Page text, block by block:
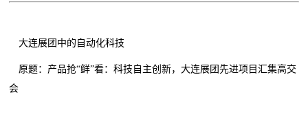
大连展团中的自动化科技
原题：产品抢“鲜”看：科技自主创新，大连展团先进项目汇集高交
会